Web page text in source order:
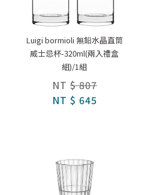
Luigi bormioli 無鉛水晶直筒
威士忌杯-320ml(兩入禮盒
組)/1組
NT $ 807
NT $ 645